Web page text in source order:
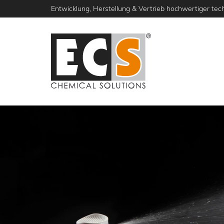
zum
Entwicklung, Herstellung & Vertrieb hochwertiger